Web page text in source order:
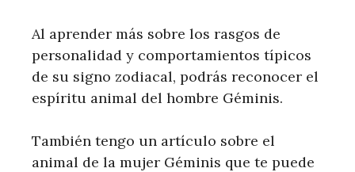
Al aprender más sobre los rasgos de
personalidad y comportamientos típicos
de su signo zodiacal, podrás reconocer el
espíritu animal del hombre Géminis.
También tengo un artículo sobre el
animal de la mujer Géminis que te puede